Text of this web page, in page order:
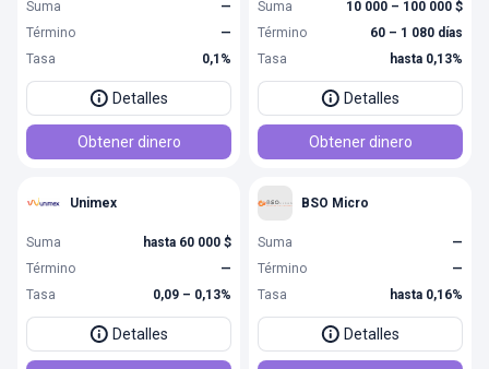
Suma
—
Término
—
Tasa
0,1%
Detalles
Obtener dinero
Suma
10 000 – 100 000 $
Término
60 – 1 080 días
Tasa
hasta 0,13%
Detalles
Obtener dinero
Unimex
Suma
hasta 60 000 $
Término
—
Tasa
0,09 – 0,13%
Detalles
BSO Micro
Suma
—
Término
—
Tasa
hasta 0,16%
Detalles